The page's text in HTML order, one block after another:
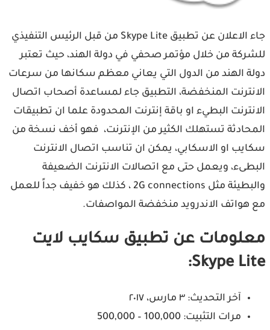
جاء الاعلان عن تطبيق Skype Lite من قبل الرئيس التنفيذي
من خلال مؤتمر صحفي في دولة الهند، حيث تعتبر
الهند من الدول التي يعاني معظم سكانها من سرعات
المنخفضة، التطبيق جاء لمساعدة أصحاب اتصال
البطيء او باقة إنترنت المحدودة علما ان تطبيقات
تستهلك الكثير من الإنترنت، فهو أخف نسخة من
او الاسكابي، يمكن ان تناسب اتصال الانترنت
ويعمل حتى مع اتصالات الانترنت الضعيفة
والبطيئة مثل 2G connections ، كذلك هو خفيف جداً للعمل
الاندرويد منخفضة المواصفات.
عن تطبيق سكايب لايت
Skype
آخر التحديث: ٣ مارس، ٢٠١٧
مرات التثبيت: 100,000 – 500,000